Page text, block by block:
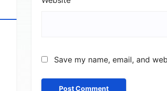
Save my name, email, and